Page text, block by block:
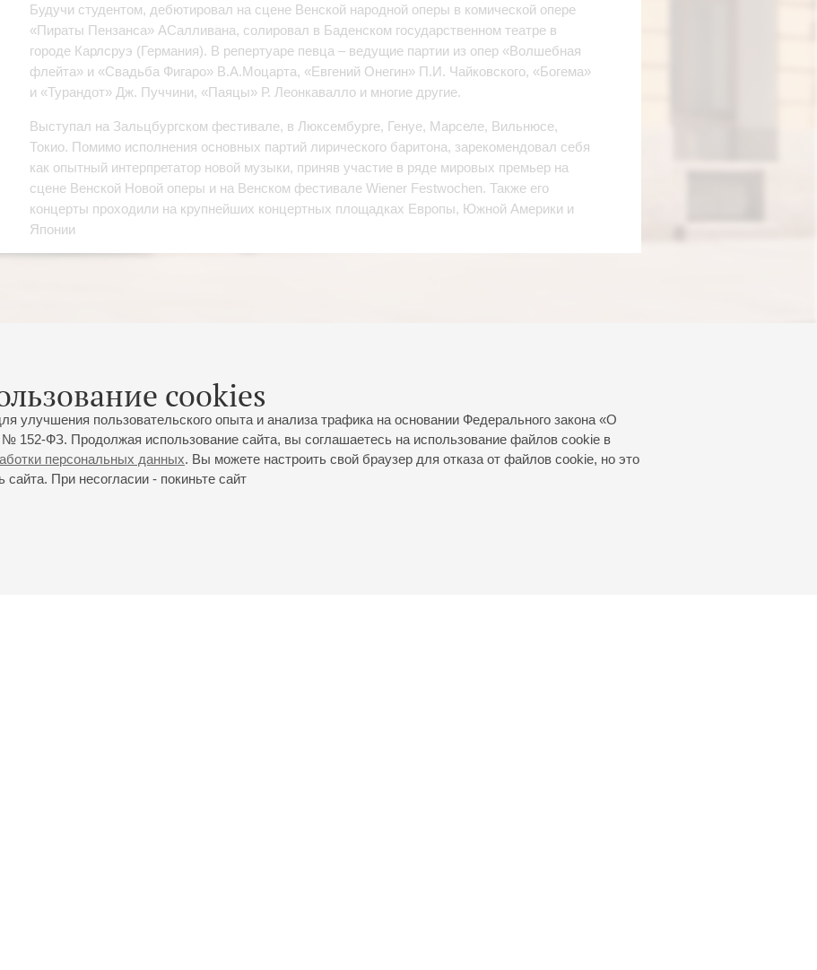
cookies
улучшения пользовательского опыта и анализа трафика на основании Федерального закона «О
152-ФЗ. Продолжая использование сайта, вы соглашаетесь на использование файлов cookie в
персональных данных. Вы можете настроить свой браузер для отказа от файлов cookie, но это
При несогласии - покиньте сайт
Будучи студентом, дебютировал на сцене Венской народной оперы в комической опере
«Пираты Пензанса» АСалливана, солировал в Баденском государственном театре в
городе Карлсруэ (Германия). В репертуаре певца – ведущие партии из опер «Волшебная
флейта» и «Свадьба Фигаро» В.А.Моцарта, «Евгений Онегин» П.И. Чайковского, «Богема»
и «Турандот» Дж. Пуччини, «Паяцы» Р. Леонкавалло и многие другие.
Выступал на Зальцбургском фестивале, в Люксембурге, Генуе, Марселе, Вильнюсе,
Токио. Помимо исполнения основных партий лирического баритона, зарекомендовал себя
как опытный интерпретатор новой музыки, приняв участие в ряде мировых премьер на
сцене Венской Новой оперы и на Венском фестивале Wiener Festwochen. Также его
концерты проходили на крупнейших концертных площадках Европы, Южной Америки и
Японии